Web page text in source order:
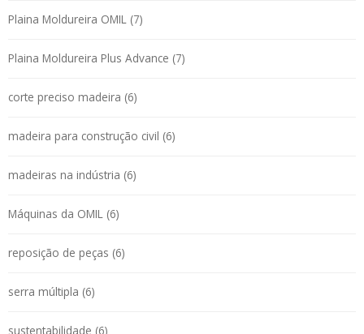
Plaina Moldureira OMIL (7)
Plaina Moldureira Plus Advance (7)
corte preciso madeira (6)
madeira para construção civil (6)
madeiras na indústria (6)
Máquinas da OMIL (6)
reposição de peças (6)
serra múltipla (6)
sustentabilidade (6)